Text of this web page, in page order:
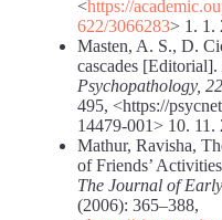
<https://
622/3066283> 1. 1.
Masten, A. S., D.
cascades [Editorial].
Psychopathology, 22
495, <https://
14479-001> 10. 11.
Mathur, Ravisha,
of Friends’
The Journal of
(2006): 365–388,